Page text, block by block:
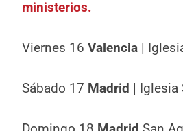
ministerios.
Viernes 16 Valencia|
Sábado 17 Madrid | Iglesia